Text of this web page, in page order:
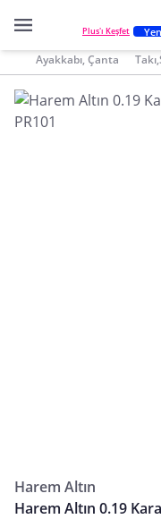
Plus'ı Keşfet
Ayakkabı, Çanta
Harem Altın
Harem Altın 0.19